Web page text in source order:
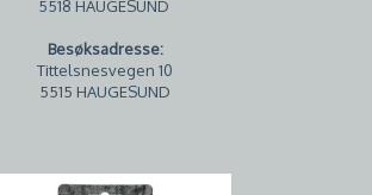
5518 HAUGESUND
Besøksadresse:
Tittelsnesvegen 10
5515 HAUGESUND